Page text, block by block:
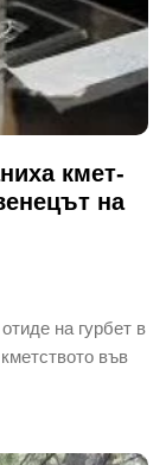
кмет-
на
на гурбет в
във